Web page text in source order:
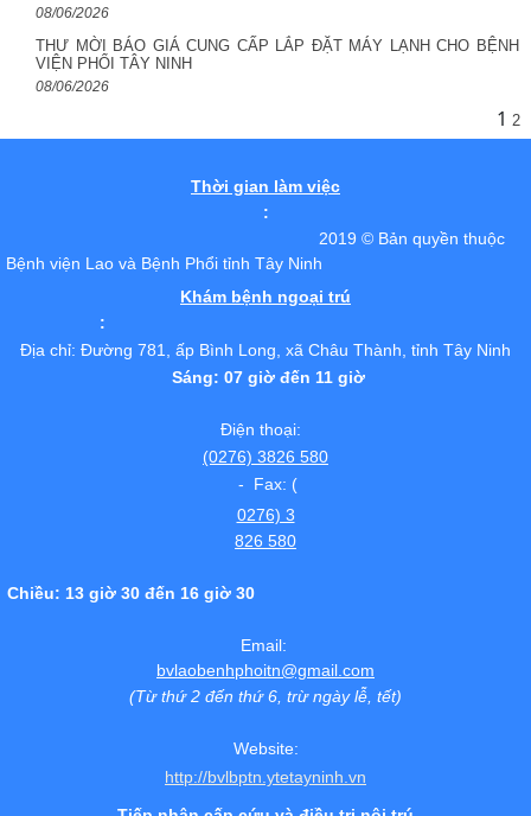
08/06/2026
THƯ MỜI BÁO GIÁ CUNG CẤP LẮP ĐẶT MÁY LẠNH CHO BỆNH
VIỆN PHỔI TÂY NINH
08/06/2026
1 2
Thời gian làm việc
:
2019 © Bản quyền thuộc
Bệnh viện Lao và Bệnh Phổi tỉnh Tây Ninh
Khám bệnh ngoại trú
:
Địa chỉ: Đường 781, ấp Bình Long, xã Châu Thành, tỉnh Tây Ninh
Sáng: 07 giờ đến 11 giờ
Điện thoại:
(0276) 3826 580
- Fax: (
0276) 3
826 580
Chiều: 13 giờ 30 đến 16 giờ 30
Email:
bvlaobenhphoitn@gmail.com
(Từ thứ 2 đến thứ 6, trừ ngày lễ, tết)
Website:
http://bvlbptn.ytetayninh.vn